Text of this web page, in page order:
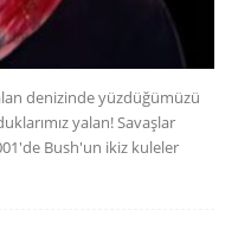
denizinde yüzdüğümüzü
yalan! Savaşlar
Bush'un ikiz kuleler